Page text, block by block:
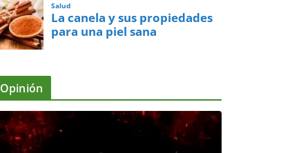
Salud
La canela y sus propiedades
para una piel sana
Opinión